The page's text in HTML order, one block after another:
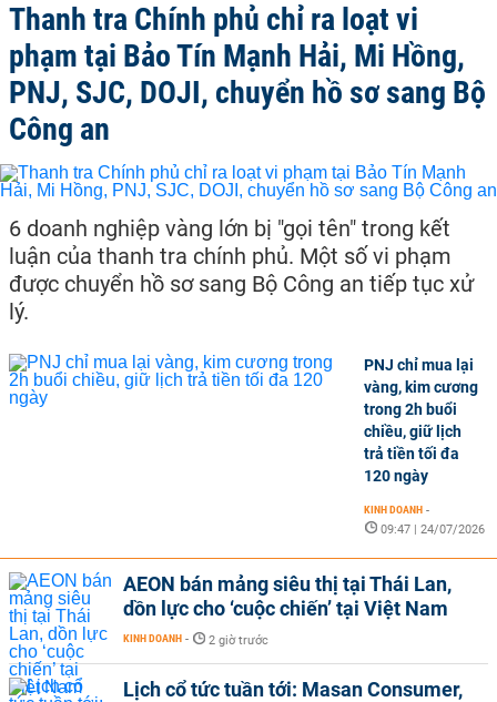
Thanh tra Chính phủ chỉ ra loạt vi
phạm tại Bảo Tín Mạnh Hải, Mi Hồng,
PNJ, SJC, DOJI, chuyển hồ sơ sang Bộ
Công an
6 doanh nghiệp vàng lớn bị "gọi tên" trong kết
luận của thanh tra chính phủ. Một số vi phạm
được chuyển hồ sơ sang Bộ Công an tiếp tục xử
lý.
PNJ chỉ mua lại
vàng, kim cương
trong 2h buổi
chiều, giữ lịch
trả tiền tối đa
120 ngày
KINH DOANH -
09:47 | 24/07/2026
AEON bán mảng siêu thị tại Thái Lan,
dồn lực cho ‘cuộc chiến’ tại Việt Nam
KINH DOANH - 2 giờ trước
Lịch cổ tức tuần tới: Masan Consumer,